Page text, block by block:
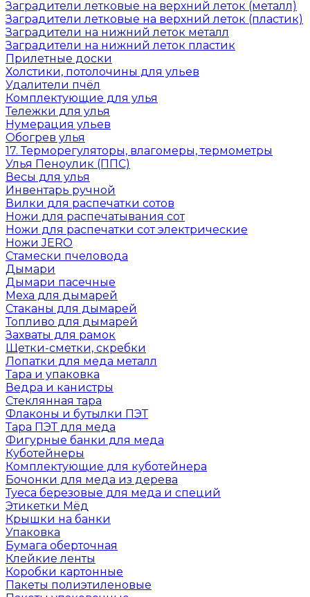
Заградители летковые на верхний леток (металл)
Заградители летковые на верхний леток (пластик)
Заградители на нижний леток металл
Заградители на нижний леток пластик
Прилетные доски
Холстики, потолочины для ульев
Удалители пчёл
Комплектующие для улья
Тележки для улья
Нумерация ульев
Обогрев улья
17. Терморегуляторы, влагомеры, термометры
Улья Пеноулик (ППС)
Весы для улья
Инвентарь ручной
Вилки для распечатки сотов
Ножи для распечатывания сот
Ножи для распечатки сот электрические
Ножи JERO
Стамески пчеловода
Дымари
Дымари пасечные
Меха для дымарей
Стаканы для дымарей
Топливо для дымарей
Захваты для рамок
Щетки-сметки, скребки
Лопатки для меда металл
Тара и упаковка
Ведра и канистры
Стеклянная тара
Флаконы и бутылки ПЭТ
Тара ПЭТ для меда
Фигурные банки для меда
Куботейнеры
Комплектующие для куботейнера
Бочонки для меда из дерева
Туеса березовые для меда и специй
Этикетки Мёд
Крышки на банки
Упаковка
Бумага оберточная
Клейкие ленты
Коробки картонные
Пакеты полиэтиленовые